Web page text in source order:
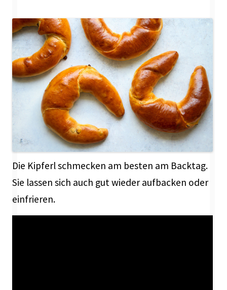
Die Kipferl schmecken am besten am Backtag.
Sie lassen sich auch gut wieder aufbacken oder
einfrieren.